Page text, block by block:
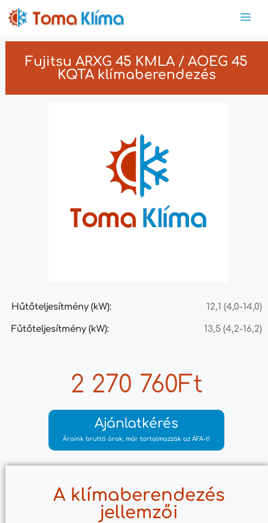
Fujitsu ARXG 45 KMLA / AOEG 45
KQTA klímaberendezés
Hűtőteljesítmény (kW): 12,1 (4,0-14,0)
Fűtőteljesítmény (kW): 13,5 (4,2-16,2)
2 270 760Ft
Ajánlatkérés
Áraink bruttó árak, már tartalmazzák az ÁFA-t!
A klímaberendezés
jellemzői